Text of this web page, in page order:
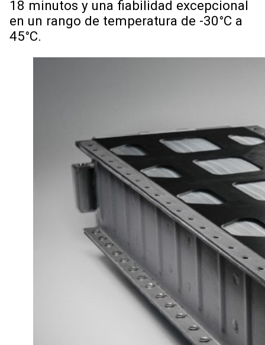
18 minutos y una fiabilidad excepcional
en un rango de temperatura de -30°C a
45°C.